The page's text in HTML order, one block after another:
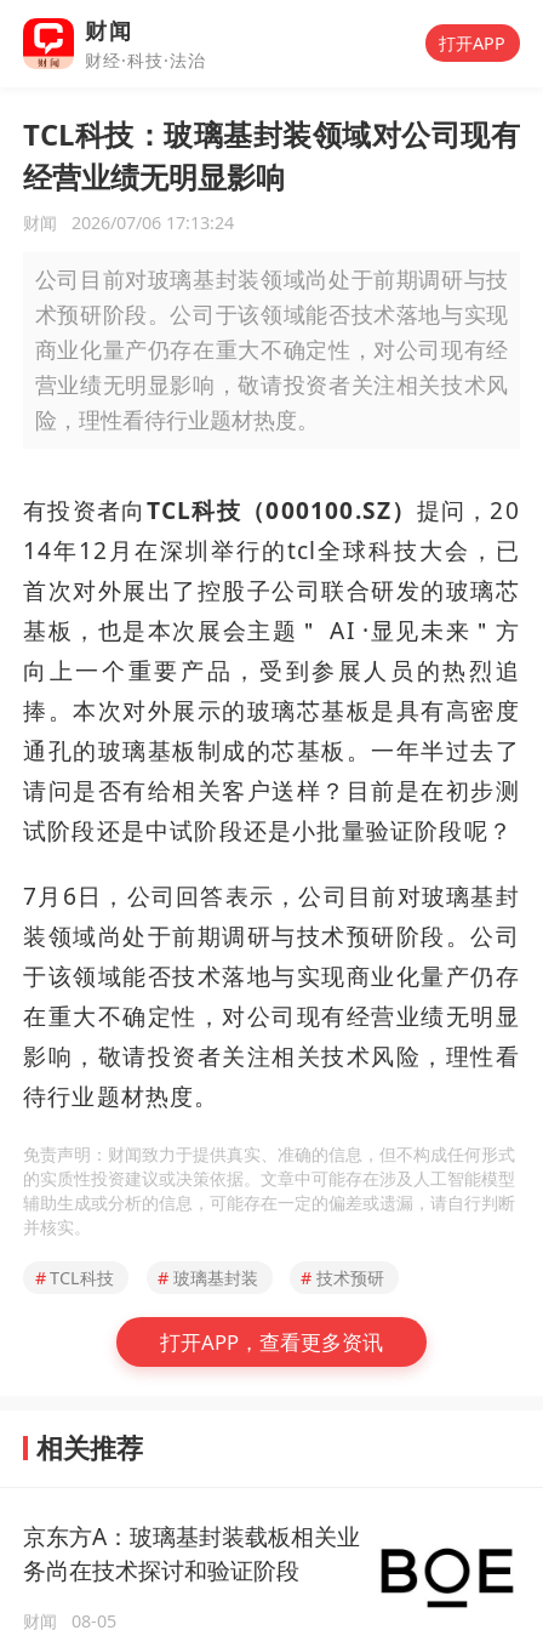
财闻
财经·科技·法治
打开APP
TCL科技：玻璃基封装领域对公司现有
经营业绩无明显影响
财闻 2026/07/06 17:13:24
公司目前对玻璃基封装领域尚处于前期调研与技
术预研阶段。公司于该领域能否技术落地与实现
商业化量产仍存在重大不确定性，对公司现有经
营业绩无明显影响，敬请投资者关注相关技术风
险，理性看待行业题材热度。
有投资者向TCL科技（000100.SZ） 提问，20
14年12月在深圳举行的tcl全球科技大会，已
首次对外展出了控股子公司联合研发的玻璃芯
基板，也是本次展会主题＂ AI ·显见未来＂方
向上一个重要产品，受到参展人员的热烈追
捧。本次对外展示的玻璃芯基板是具有高密度
通孔的玻璃基板制成的芯基板。一年半过去了
请问是否有给相关客户送样？目前是在初步测
试阶段还是中试阶段还是小批量验证阶段呢？
7月6日，公司回答表示，公司目前对玻璃基封
装领域尚处于前期调研与技术预研阶段。公司
于该领域能否技术落地与实现商业化量产仍存
在重大不确定性，对公司现有经营业绩无明显
影响，敬请投资者关注相关技术风险，理性看
待行业题材热度。
免责声明：财闻致力于提供真实、准确的信息，但不构成任何形式
的实质性投资建议或决策依据。文章中可能存在涉及人工智能模型
辅助生成或分析的信息，可能存在一定的偏差或遗漏，请自行判断
并核实。
#TCL科技 # 玻璃基封装 # 技术预研
打开APP，查看更多资讯
相关推荐
京东方A：玻璃基封装载板相关业
务尚在技术探讨和验证阶段
财闻 08-05